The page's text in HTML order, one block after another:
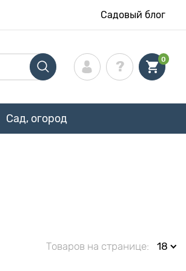
Садовый блог
0
Сад, огород
Товаров на странице: 18